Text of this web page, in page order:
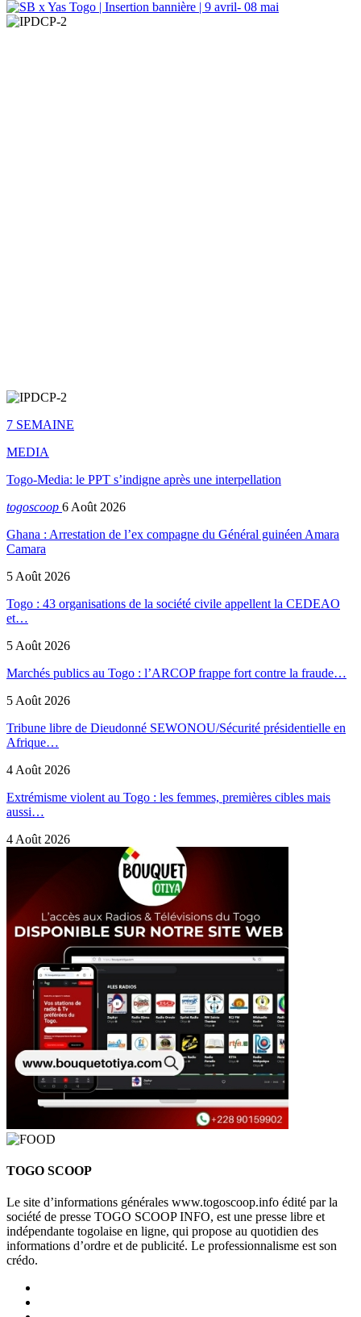
7 SEMAINE
MEDIA
Togo-Media: le PPT s’indigne après une interpellation
togoscoop 6 Août 2026
Ghana : Arrestation de l’ex compagne du Général guinéen Amara
Camara
5 Août 2026
Togo : 43 organisations de la société civile appellent la CEDEAO
et…
5 Août 2026
Marchés publics au Togo : l’ARCOP frappe fort contre la fraude…
5 Août 2026
Tribune libre de Dieudonné SEWONOU/Sécurité présidentielle en
Afrique…
4 Août 2026
Extrémisme violent au Togo : les femmes, premières cibles mais
aussi…
4 Août 2026
TOGO SCOOP
Le site d’informations générales www.togoscoop.info édité par la
société de presse TOGO SCOOP INFO, est une presse libre et
indépendante togolaise en ligne, qui propose au quotidien des
informations d’ordre et de publicité. Le professionnalisme est son
crédo.